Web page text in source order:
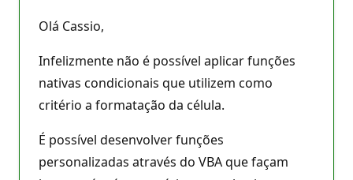
Olá Cassio,
Infelizmente não é possível aplicar funções
nativas condicionais que utilizem como
critério a formatação da célula.
É possível desenvolver funções
personalizadas através do VBA que façam